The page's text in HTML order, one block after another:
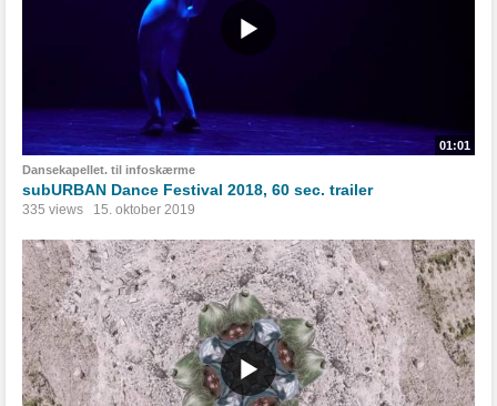
01:01
Dansekapellet. til infoskærme
subURBAN Dance Festival 2018, 60 sec. trailer
335 views 15. oktober 2019